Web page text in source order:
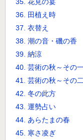
36. 田植え時
37. 衣替え
38. 潮の音・磯の香
39. 納涼
40. 芸術の秋～その
41. 芸術の秋～その二
42. 冬の此方
43. 運勢占い
44. あらたまの春
45. 寒さ凌ぎ